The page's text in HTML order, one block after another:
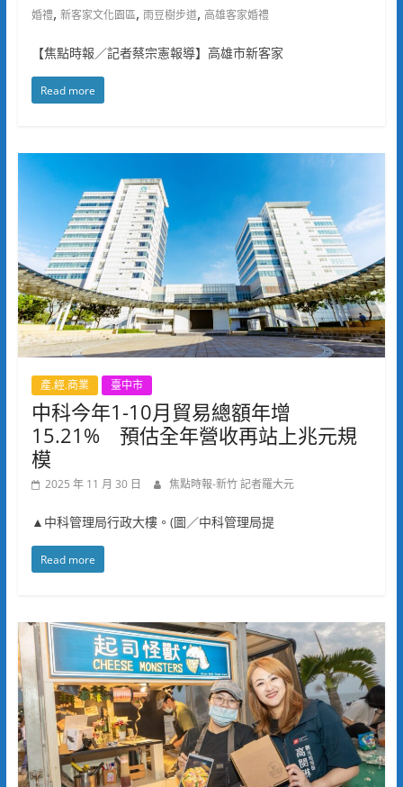
婚禮, 新客家文化園區, 雨豆樹步道, 高雄客家婚禮
【焦點時報／記者蔡宗憲報導】高雄市新客家
Read more
產.經.商業 臺中市
中科今年1-10月貿易總額年增
15.21% 預估全年營收再站上兆元規
模
2025 年 11 月 30 日 焦點時報-新竹 記者羅大元
▲中科管理局行政大樓。(圖／中科管理局提
Read more